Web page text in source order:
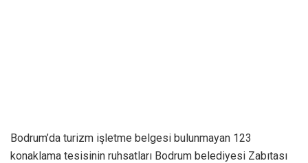
Bodrum’da turizm işletme belgesi bulunmayan 123
konaklama tesisinin ruhsatları Bodrum belediyesi Zabıtası